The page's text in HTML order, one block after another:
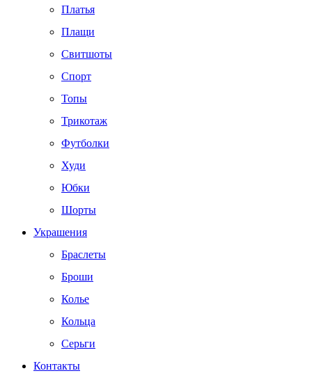
Платья
Плащи
Свитшоты
Спорт
Топы
Трикотаж
Футболки
Худи
Юбки
Шорты
Украшения
Браслеты
Броши
Колье
Кольца
Серьги
Контакты